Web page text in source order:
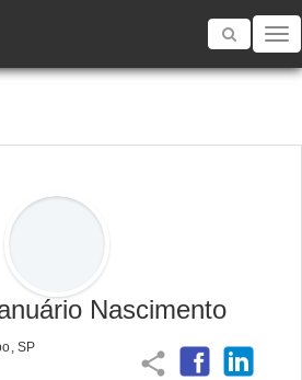
Toggle
Nascimento
SP
share